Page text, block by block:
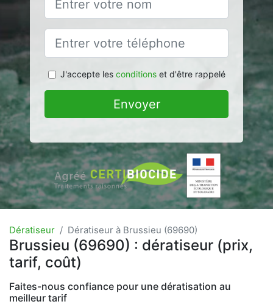
J'accepte les conditionset d'être rappelé
Envoyer
Dératiseur Dératiseur à Brussieu (69690)
Brussieu (69690) : dératiseur (prix,
tarif, coût)
Faites-nous confiance pour une dératisation au
meilleur tarif